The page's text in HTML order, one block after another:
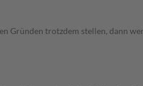
Gründen trotzdem stellen, dann